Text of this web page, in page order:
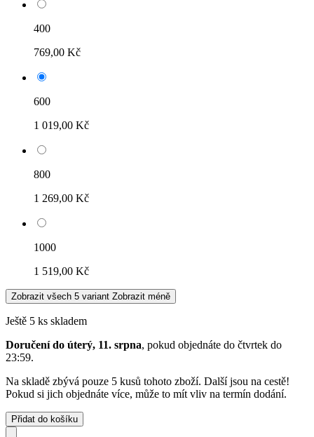
400
769,00 Kč
600
1 019,00 Kč
800
1 269,00 Kč
1000
1 519,00 Kč
Zobrazit všech 5 variant Zobrazit méně
Ještě 5 ks skladem
Doručení do úterý, 11. srpna, pokud objednáte do čtvrtek do
23:59.
Na skladě zbývá pouze 5 kusů tohoto zboží. Další jsou na cestě!
Pokud si jich objednáte více, může to mít vliv na termín dodání.
Přidat do košíku